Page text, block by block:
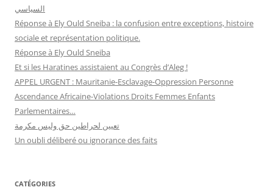
السياسي
Réponse à Ely Ould Sneiba : la confusion entre exceptions, histoire
sociale et représentation politique.
Réponse à Ely Ould Sneiba
Et si les Haratines assistaient au Congrès d’Aleg !
APPEL URGENT : Mauritanie-Esclavage-Oppression Personne
Ascendance Africaine-Violations Droits Femmes Enfants
Parlementaires…
تعيين لحراطين حق وليس مكرمة
Un oubli déliberé ou ignorance des faits
CATÉGORIES